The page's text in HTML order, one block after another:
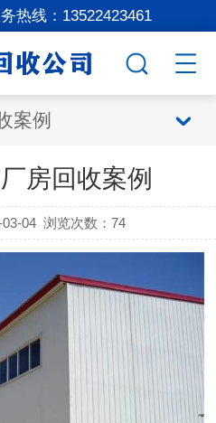
热线： 13522423461
案例
房回收案例
04 浏览次数：74